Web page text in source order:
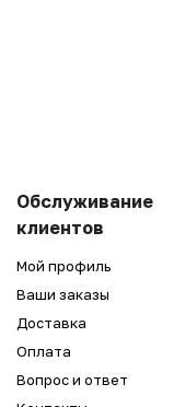
Обслуживание
клиентов
Мой профиль
Ваши заказы
Доставка
Оплата
Вопрос и ответ